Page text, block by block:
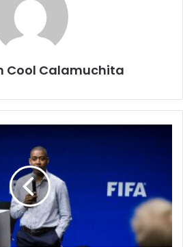
Cool Calamuchita